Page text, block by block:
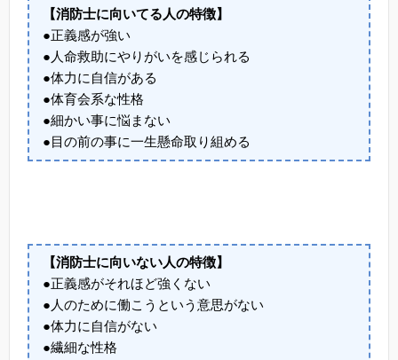
【消防士に向いてる人の特徴】
●正義感が強い
●人命救助にやりがいを感じられる
●体力に自信がある
●体育会系な性格
●細かい事に悩まない
●目の前の事に一生懸命取り組める
【消防士に向いない人の特徴】
●正義感がそれほど強くない
●人のために働こうという意思がない
●体力に自信がない
●繊細な性格